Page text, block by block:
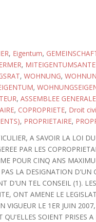
, Eigentum,
,
, WOHNUNG,
,
, ASSEMBLEE
, COPROPRIETE, Droit
, PROPRIETAIRE,
A SAVOIR LA LOI
PAR LES
POUR CINQ ANS
LA DESIGNATION D'UN
D'UN TEL CONSEIL (1).
ONT AMENE LE
VIGUEUR LE 1ER JUIN
SOIENT PRISES